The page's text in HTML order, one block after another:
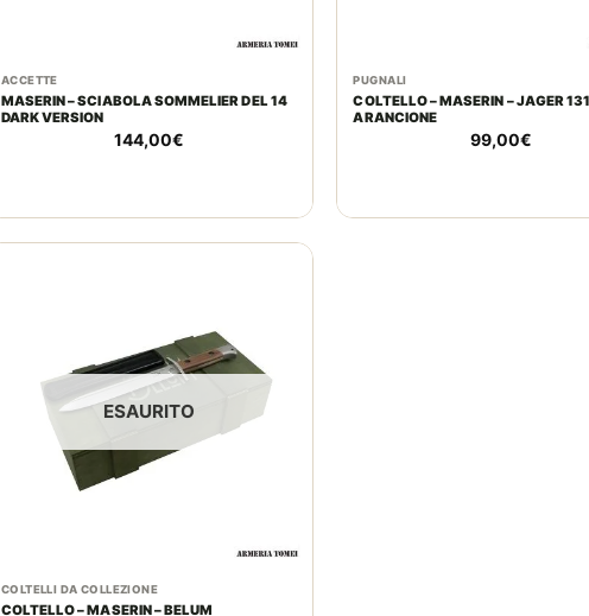
ACCETTE
MASERIN – SCIABOLA SOMMELIER DEL 14
DARK VERSION
144,00€
PUGNALI
COLTELLO – MASERIN – JAGER 131
ARANCIONE
99,00€
ESAURITO
COLTELLI DA COLLEZIONE
COLTELLO – MASERIN – BELUM